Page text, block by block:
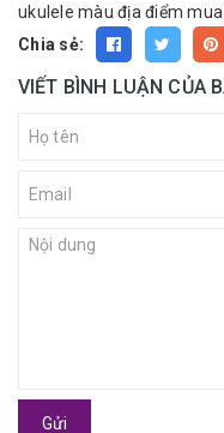
ukulele màu địa điểm
Chia sẻ:
VIẾT BÌNH LUẬN CỦA
Gửi